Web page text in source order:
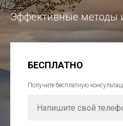
Эффективные методы
БЕСПЛАТНО
Получите бесплатную